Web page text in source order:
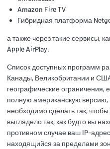
Amazon Fire TV
Гибридная платформа
а также через такие сервисы,
Apple AirPlay.
Список доступных программ
Канады, Великобритании и
географические ограничения,
полную американскую версию,
необходимо сделать так,
выглядело так, как будто вы
противном случае ваш IP-
находящийся за пределами